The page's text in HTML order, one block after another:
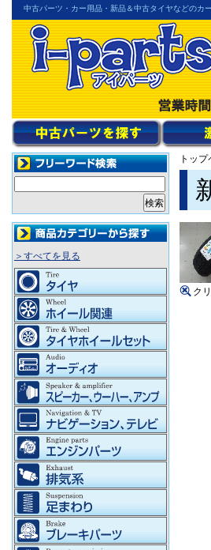
中古パーツ・カー用品・新品＆中古タイヤなどのカ
トッ
ク
＞すべてを見る